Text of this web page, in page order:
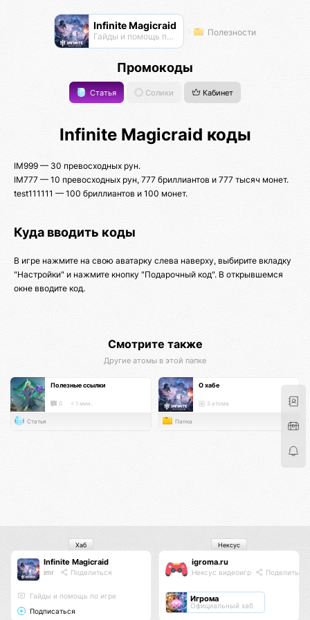
Infinite Magicraid
Гайды и помощь по игре Полезности
Промокоды
Статья Солики Кабинет
Infinite Magicraid коды
IM999 — 30 превосходных рун.
IM777 — 10 превосходных рун, 777 бриллиантов и 777 тысяч монет.
test111111 — 100 бриллиантов и 100 монет.
Куда вводить коды
В игре нажмите на свою аватарку слева наверху, выбирите вкладку
"Настройки" и нажмите кнопку "Подарочный код". В открывшемся
окне вводите код.
Смотрите также
Другие атомы в этой папке
Полезные ссылки
0 < 1 мин.
Статья
О хабе
3 атома
Папка
Infinite Magicraid
imr Поделиться
Гайды и помощь по игре
Подписаться
Хаб
igroma.ru
Нексус видеоигр Поделиться
Игрома
Официальный хаб
Нексус